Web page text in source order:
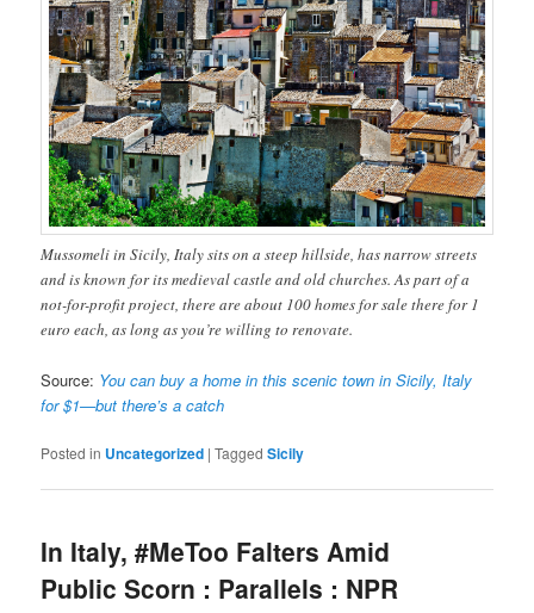
Mussomeli in Sicily, Italy sits on a steep hillside, has narrow streets
and is known for its medieval castle and old churches. As part of a
not-for-profit project, there are about 100 homes for sale there for 1
euro each, as long as you’re willing to renovate.
Source: You can buy a home in this scenic town in Sicily, Italy
for $1—but there’s a catch
Posted in Uncategorized |Tagged Sicily
In Italy, #MeToo Falters Amid
Public Scorn : Parallels : NPR